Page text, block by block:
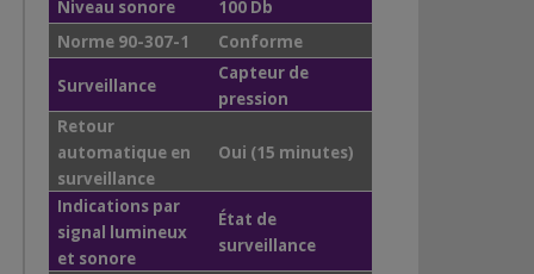
Niveau sonore
100 Db
Norme 90-307-1
Conforme
Surveillance
Capteur de
pression
Retour
automatique en
surveillance
Oui (15 minutes)
Indications par
signal lumineux
et sonore
État de
surveillance